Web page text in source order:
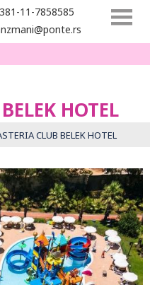
11-7858585
HOTEL
CLUB BELEK HOTEL